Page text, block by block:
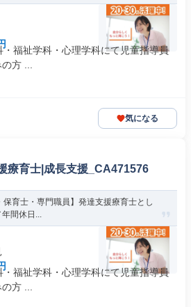
福祉学科・心理学科にて児童指導員
方 ...
気になる
療育士|成長支援_CA471576
保育士・専門職員】発達支援療育士とし
間休日...
福祉学科・心理学科にて児童指導員
方 ...